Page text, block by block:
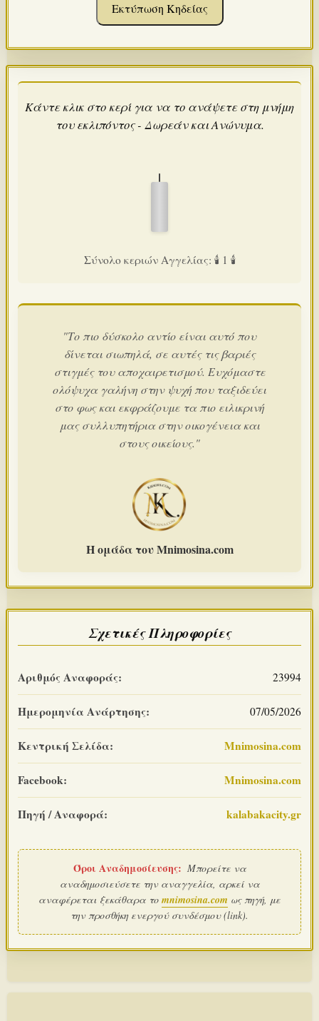
Εκτύπωση Κηδείας
Κάντε κλικ στο κερί για να το ανάψετε στη μνήμη
του εκλιπόντος - Δωρεάν και Ανώνυμα.
Σύνολο κεριών Αγγελίας: 🕯️ 1 🕯️
"Το πιο δύσκολο αντίο είναι αυτό που
δίνεται σιωπηλά, σε αυτές τις βαριές
στιγμές του αποχαιρετισμού. Ευχόμαστε
ολόψυχα γαλήνη στην ψυχή που ταξιδεύει
στο φως και εκφράζουμε τα πιο ειλικρινή
μας συλλυπητήρια στην οικογένεια και
στους οικείους."
Η ομάδα του Mnimosina.com
Σχετικές Πληροφορίες
Αριθμός Αναφοράς: 23994
Ημερομηνία Ανάρτησης: 07/05/2026
Κεντρική Σελίδα: Mnimosina.com
Facebook: Mnimosina.com
Πηγή / Αναφορά: kalabakacity.gr
Όροι Αναδημοσίευσης: Μπορείτε να
αναδημοσιεύσετε την αναγγελία, αρκεί να
αναφέρεται ξεκάθαρα το mnimosina.com ως πηγή, με
την προσθήκη ενεργού συνδέσμου (link).